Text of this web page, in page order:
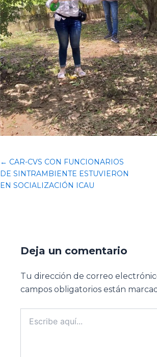
← CAR-CVS CON FUNCIONARIOS
DE SINTRAMBIENTE ESTUVIERON
EN SOCIALIZACIÓN ICAU
Deja un comentario
Tu dirección de correo
campos obligatorios están
aquí...